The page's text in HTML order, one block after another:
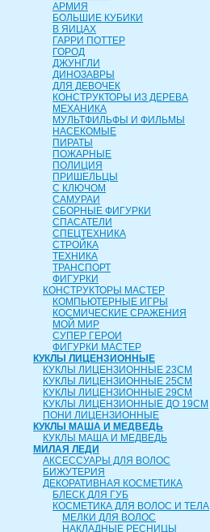
АРМИЯ
БОЛЬШИЕ КУБИКИ
В ЯИЦАХ
ГАРРИ ПОТТЕР
ГОРОД
ДЖУНГЛИ
ДИНОЗАВРЫ
ДЛЯ ДЕВОЧЕК
КОНСТРУКТОРЫ ИЗ ДЕРЕВА
МЕХАНИКА
МУЛЬТФИЛЬФЫ И ФИЛЬМЫ
НАСЕКОМЫЕ
ПИРАТЫ
ПОЖАРНЫЕ
ПОЛИЦИЯ
ПРИШЕЛЬЦЫ
С КЛЮЧОМ
САМУРАИ
СБОРНЫЕ ФИГУРКИ
СПАСАТЕЛИ
СПЕЦТЕХНИКА
СТРОЙКА
ТЕХНИКА
ТРАНСПОРТ
ФИГУРКИ
КОНСТРУКТОРЫ МАСТЕР
КОМПЬЮТЕРНЫЕ ИГРЫ
КОСМИЧЕСКИЕ СРАЖЕНИЯ
МОЙ МИР
СУПЕР ГЕРОИ
ФИГУРКИ МАСТЕР
КУКЛЫ ЛИЦЕНЗИОННЫЕ
КУКЛЫ ЛИЦЕНЗИОННЫЕ 23СМ
КУКЛЫ ЛИЦЕНЗИОННЫЕ 25СМ
КУКЛЫ ЛИЦЕНЗИОННЫЕ 29СМ
КУКЛЫ ЛИЦЕНЗИОННЫЕ ДО 19СМ
ПОНИ ЛИЦЕНЗИОННЫЕ
КУКЛЫ МАША И МЕДВЕДЬ
КУКЛЫ МАША И МЕДВЕДЬ
МИЛАЯ ЛЕДИ
АКСЕССУАРЫ ДЛЯ ВОЛОС
БИЖУТЕРИЯ
ДЕКОРАТИВНАЯ КОСМЕТИКА
БЛЕСК ДЛЯ ГУБ
КОСМЕТИКА ДЛЯ ВОЛОС И ТЕЛА
МЕЛКИ ДЛЯ ВОЛОС
НАКЛАДНЫЕ РЕСНИЦЫ